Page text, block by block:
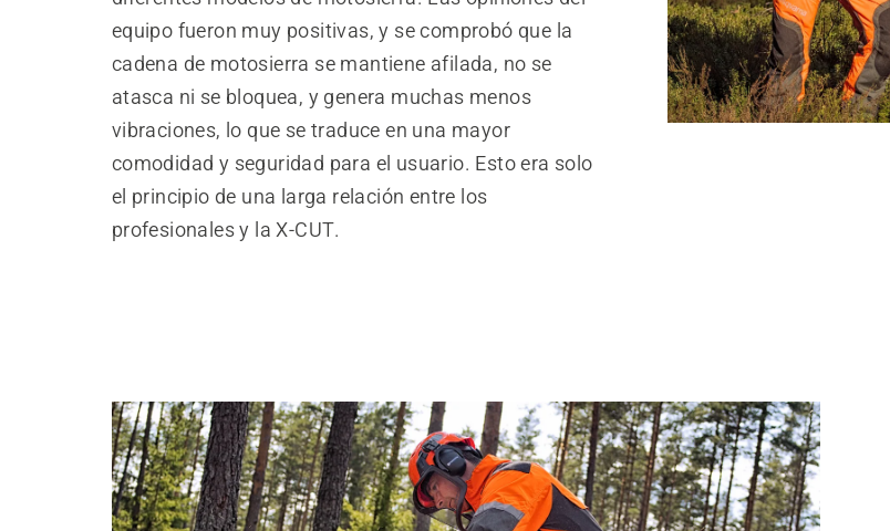
equipo fueron muy positivas, y se comprobó que la
cadena de motosierra se mantiene afilada, no se
atasca ni se bloquea, y genera muchas menos
vibraciones, lo que se traduce en una mayor
comodidad y seguridad para el usuario. Esto era solo
el principio de una larga relación entre los
profesionales y la X-CUT.